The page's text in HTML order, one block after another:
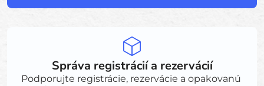
Správa registrácií a rezervácií
Podporujte registrácie, rezervácie a opakovanú